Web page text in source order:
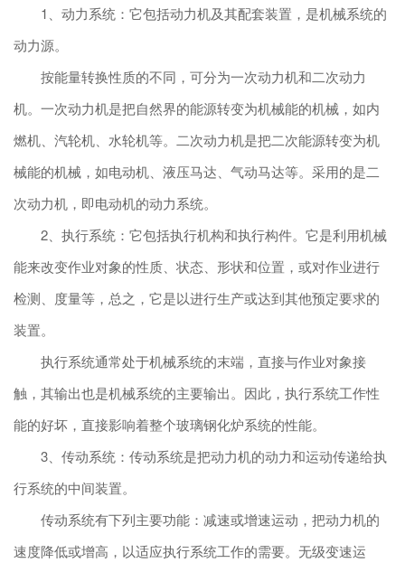
1、动力系统：它包括动力机及其配套装置，是机械系统的
动力源。
按能量转换性质的不同，可分为一次动力机和二次动力
机。一次动力机是把自然界的能源转变为机械能的机械，如内
燃机、汽轮机、水轮机等。二次动力机是把二次能源转变为机
械能的机械，如电动机、液压马达、气动马达等。采用的是二
次动力机，即电动机的动力系统。
2、执行系统：它包括执行机构和执行构件。它是利用机械
能来改变作业对象的性质、状态、形状和位置，或对作业进行
检测、度量等，总之，它是以进行生产或达到其他预定要求的
装置。
执行系统通常处于机械系统的末端，直接与作业对象接
触，其输出也是机械系统的主要输出。因此，执行系统工作性
能的好坏，直接影响着整个玻璃钢化炉系统的性能。
3、传动系统：传动系统是把动力机的动力和运动传递给执
行系统的中间装置。
传动系统有下列主要功能：减速或增速运动，把动力机的
速度降低或增高，以适应执行系统工作的需要。无级变速运